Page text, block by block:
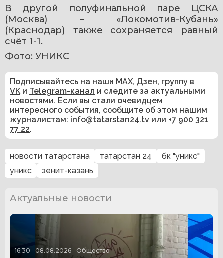
В другой полуфинальной паре ЦСКА
(Москва) – «Локомотив-Кубань»
(Краснодар) также сохраняется равный
счёт 1-1.
Фото: УНИКС
Подписывайтесь на наши MAX, Дзен, группу в
VK и Telegram-канал и следите за актуальными
новостями. Если вы стали очевидцем
интересного события, сообщите об этом нашим
журналистам: info@tatarstan24.tv или +7 900 321
77 22.
новости татарстана татарстан 24
бк "уникс"
уникс
зенит-казань
Актуальные новости
16:30 08.08.2026 Общество